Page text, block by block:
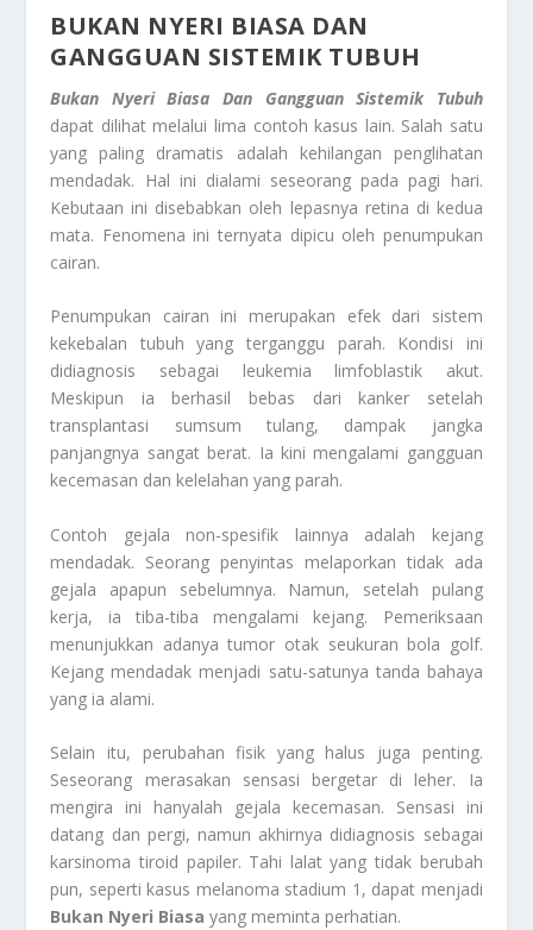
BUKAN NYERI BIASA DAN
GANGGUAN SISTEMIK TUBUH
Bukan Nyeri Biasa Dan Gangguan Sistemik Tubuh
dapat dilihat melalui lima contoh kasus lain. Salah satu
yang paling dramatis adalah kehilangan penglihatan
mendadak. Hal ini dialami seseorang pada pagi hari.
Kebutaan ini disebabkan oleh lepasnya retina di kedua
mata. Fenomena ini ternyata dipicu oleh penumpukan
cairan.
Penumpukan cairan ini merupakan efek dari sistem
kekebalan tubuh yang terganggu parah. Kondisi ini
didiagnosis sebagai leukemia limfoblastik akut.
Meskipun ia berhasil bebas dari kanker setelah
transplantasi sumsum tulang, dampak jangka
panjangnya sangat berat. Ia kini mengalami gangguan
kecemasan dan kelelahan yang parah.
Contoh gejala non-spesifik lainnya adalah kejang
mendadak. Seorang penyintas melaporkan tidak ada
gejala apapun sebelumnya. Namun, setelah pulang
kerja, ia tiba-tiba mengalami kejang. Pemeriksaan
menunjukkan adanya tumor otak seukuran bola golf.
Kejang mendadak menjadi satu-satunya tanda bahaya
yang ia alami.
Selain itu, perubahan fisik yang halus juga penting.
Seseorang merasakan sensasi bergetar di leher. Ia
mengira ini hanyalah gejala kecemasan. Sensasi ini
datang dan pergi, namun akhirnya didiagnosis sebagai
karsinoma tiroid papiler. Tahi lalat yang tidak berubah
pun, seperti kasus melanoma stadium 1, dapat menjadi
Bukan Nyeri Biasa yang meminta perhatian.